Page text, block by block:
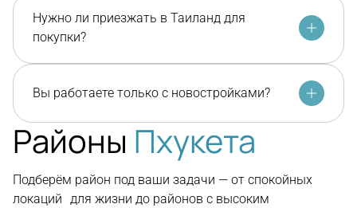
Нужно ли приезжать в Таиланд для
покупки?
Вы работаете только с новостройками?
Районы Пхукета
Подберём район под ваши задачи — от спокойных
локаций для жизни до районов с высоким